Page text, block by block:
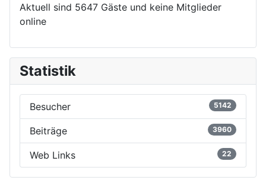
Aktuell sind 5647 Gäste und keine Mitglieder
online
Statistik
Besucher 5142
Beiträge 3960
Web Links 22